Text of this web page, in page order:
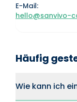
E-Mail:
hello@sanvivo-
Häufig
Wie kann ich